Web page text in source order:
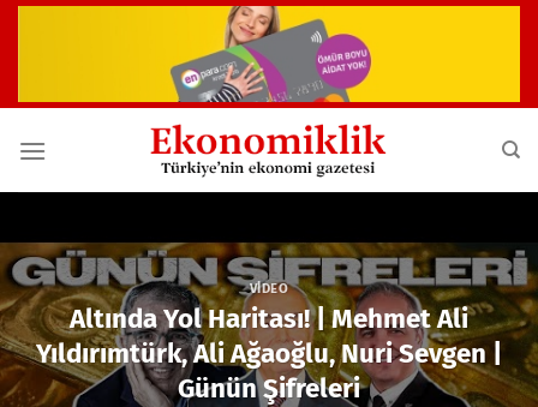
VIDEO
Altında Yol Haritası! | Mehmet Ali
Yıldırımtürk, Ali Ağaoğlu, Nuri Sevgen |
Günün Şifreleri